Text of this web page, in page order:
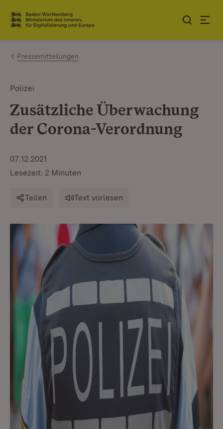
Zum Inhalt springen
Link zur Startseite
Pressemitteilungen
Polizei
Zusätzliche Überwachung
der Corona-Verordnung
07.12.2021
Lesezeit: 2 Minuten
Teilen Text vorlesen